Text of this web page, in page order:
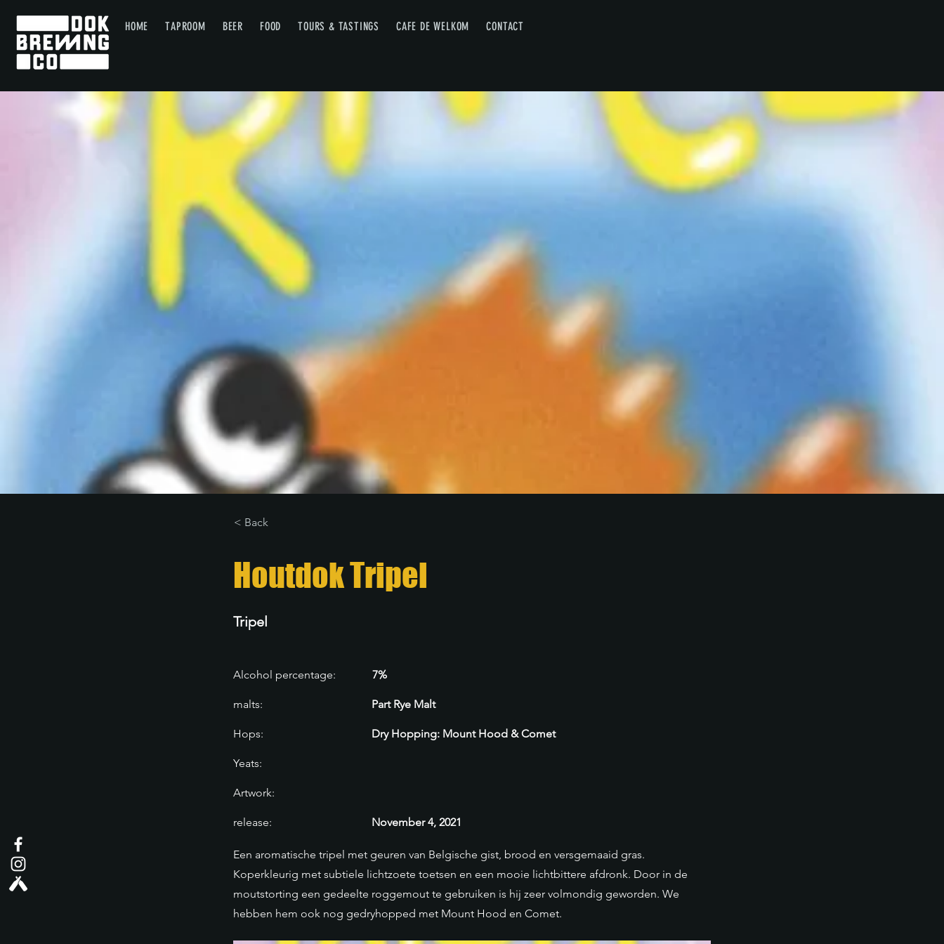
HOME TAPROOM BEER FOOD TOURS & TASTINGS CAFE DE WELKOM CONTACT
< Back
Houtdok Tripel
Tripel
Alcohol percentage:
malts:
Hops:
Yeats:
Artwork:
release:
7%
Part Rye Malt
Dry Hopping: Mount Hood & Comet
November 4, 2021
Een aromatische tripel met geuren van Belgische gist, brood en versgemaaid gras.
Koperkleurig met subtiele lichtzoete toetsen en een mooie lichtbittere afdronk. Door in de
moutstorting een gedeelte roggemout te gebruiken is hij zeer volmondig geworden. We
hebben hem ook nog gedryhopped met Mount Hood en Comet.